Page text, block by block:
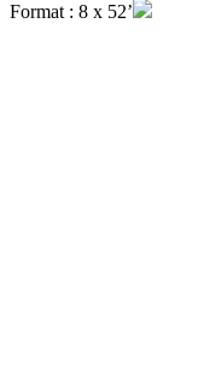
Format : 8 x 52’